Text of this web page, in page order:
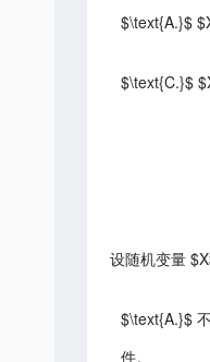
$\text{A.}$
$\text{C.}$
设随机变量
$\text{A.}$
件。